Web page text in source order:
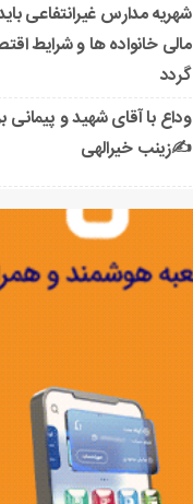
شهریه مدارس غیرانتفاعی
مالی خانواده ها و شرایط
گردد
وداع با آقای شهید و پیمانی
✍زینب خیرالهی